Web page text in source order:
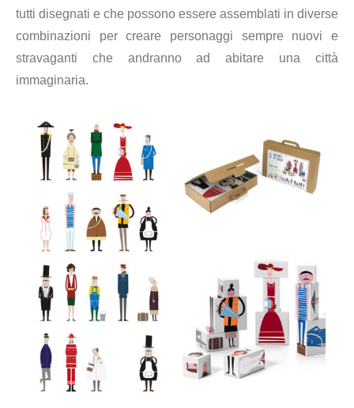
tutti disegnati e che possono essere assemblati in diverse
combinazioni per creare personaggi sempre nuovi e
stravaganti che andranno ad abitare una città
immaginaria.